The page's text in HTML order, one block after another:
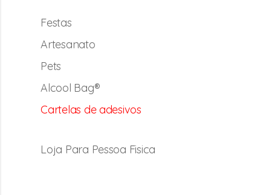
Festas
Artesanato
Pets
Alcool Bag®
Cartelas de adesivos
Loja Para Pessoa Fisica